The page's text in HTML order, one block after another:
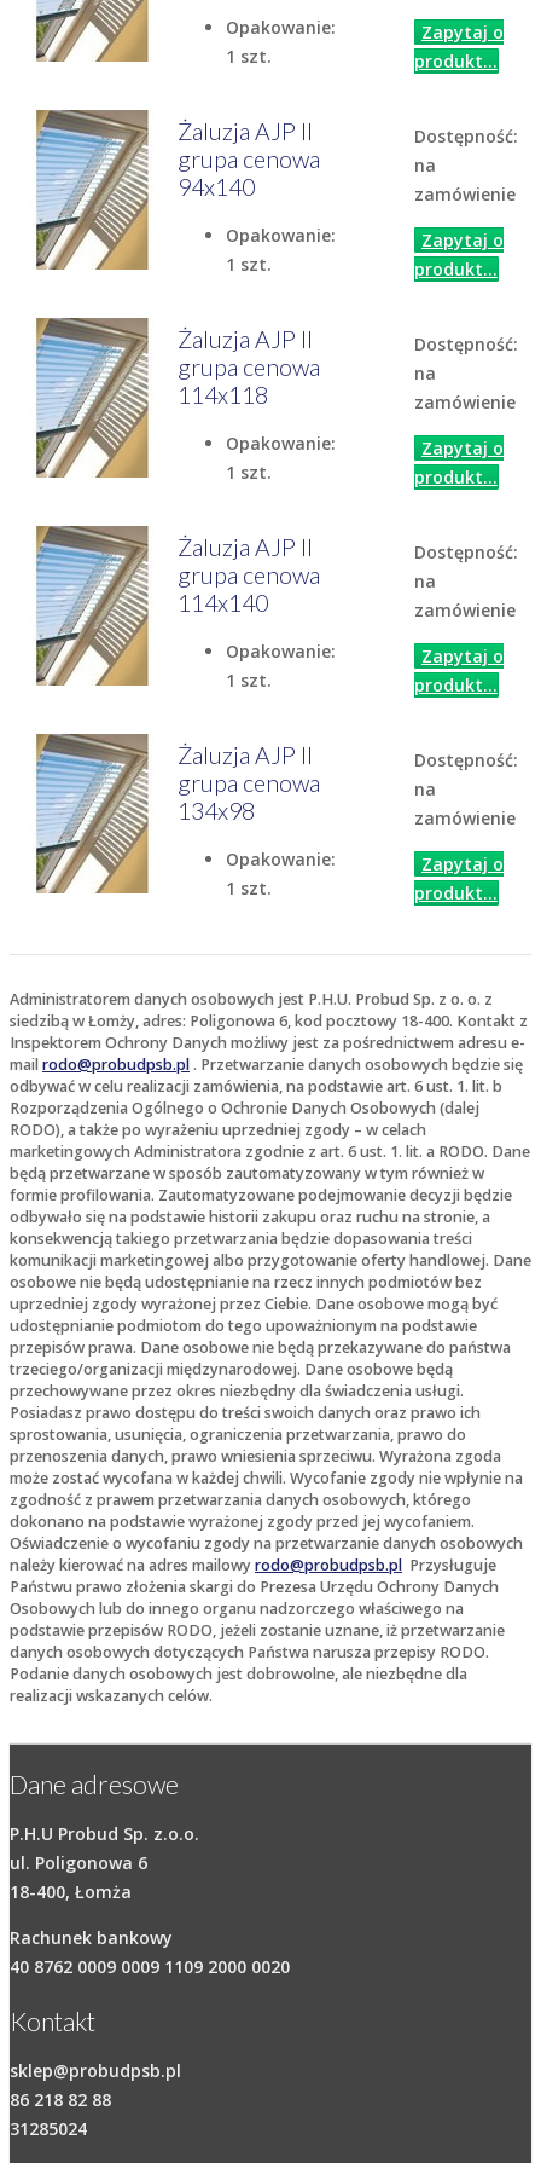
Opakowanie:
1 szt.
Zapytaj o
produkt...
Żaluzja AJP II
grupa cenowa
94x140
Opakowanie:
1 szt.
Dostępność:
na
zamówienie
Zapytaj o
produkt...
Żaluzja AJP II
grupa cenowa
114x118
Opakowanie:
1 szt.
Dostępność:
na
zamówienie
Zapytaj o
produkt...
Żaluzja AJP II
grupa cenowa
114x140
Opakowanie:
1 szt.
Dostępność:
na
zamówienie
Zapytaj o
produkt...
Żaluzja AJP II
grupa cenowa
134x98
Opakowanie:
1 szt.
Dostępność:
na
zamówienie
Zapytaj o
produkt...
Administratorem danych osobowych jest P.H.U. Probud Sp. z o. o. z
siedzibą w Łomży, adres: Poligonowa 6, kod pocztowy 18-400. Kontakt z
Inspektorem Ochrony Danych możliwy jest za pośrednictwem adresu e-
mailrodo@probudpsb.pl. Przetwarzanie danych osobowych będzie się
odbywać w celu realizacji zamówienia, na podstawie art. 6 ust. 1. lit. b
Rozporządzenia Ogólnego o Ochronie Danych Osobowych (dalej
RODO), a także po wyrażeniu uprzedniej zgody – w celach
marketingowych Administratora zgodnie z art. 6 ust. 1. lit. a RODO. Dane
będą przetwarzane w sposób zautomatyzowany w tym również w
formie profilowania. Zautomatyzowane podejmowanie decyzji będzie
odbywało się na podstawie historii zakupu oraz ruchu na stronie, a
konsekwencją takiego przetwarzania będzie dopasowania treści
komunikacji marketingowej albo przygotowanie oferty handlowej. Dane
osobowe nie będą udostępnianie na rzecz innych podmiotów bez
uprzedniej zgody wyrażonej przez Ciebie. Dane osobowe mogą być
udostępnianie podmiotom do tego upoważnionym na podstawie
przepisów prawa. Dane osobowe nie będą przekazywane do państwa
trzeciego/organizacji międzynarodowej. Dane osobowe będą
przechowywane przez okres niezbędny dla świadczenia usługi.
Posiadasz prawo dostępu do treści swoich danych oraz prawo ich
sprostowania, usunięcia, ograniczenia przetwarzania, prawo do
przenoszenia danych, prawo wniesienia sprzeciwu. Wyrażona zgoda
może zostać wycofana w każdej chwili. Wycofanie zgody nie wpłynie na
zgodność z prawem przetwarzania danych osobowych, którego
dokonano na podstawie wyrażonej zgody przed jej wycofaniem.
Oświadczenie o wycofaniu zgody na przetwarzanie danych osobowych
należy kierować na adres mailowyrodo@probudpsb.pl Przysługuje
Państwu prawo złożenia skargi do Prezesa Urzędu Ochrony Danych
Osobowych lub do innego organu nadzorczego właściwego na
podstawie przepisów RODO, jeżeli zostanie uznane, iż przetwarzanie
danych osobowych dotyczących Państwa narusza przepisy RODO.
Podanie danych osobowych jest dobrowolne, ale niezbędne dla
realizacji wskazanych celów.
Dane adresowe
P.H.U Probud Sp. z.o.o.
ul. Poligonowa 6
18-400, Łomża
Rachunek bankowy
40 8762 0009 0009 1109 2000 0020
Kontakt
sklep@probudpsb.pl
86 218 82 88
31285024